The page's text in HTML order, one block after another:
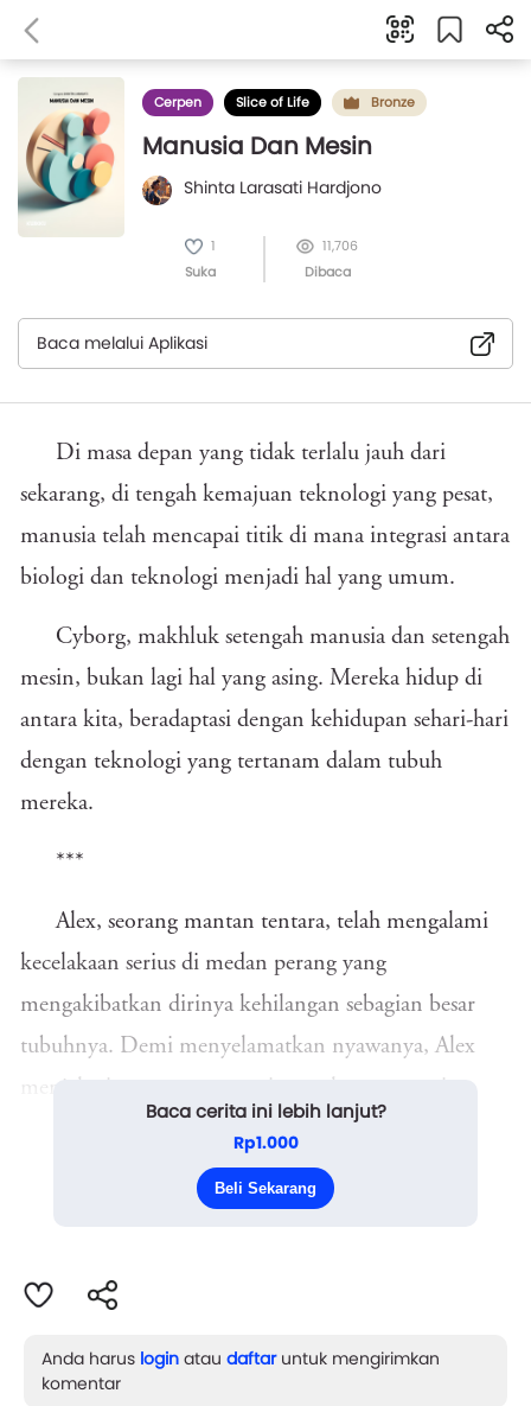
Cerpen Slice of Life Bronze
Manusia Dan Mesin
Shinta Larasati Hardjono
1
Suka
11,706
Dibaca
Baca melalui Aplikasi
Di masa depan yang tidak terlalu jauh dari
sekarang, di tengah kemajuan teknologi yang pesat,
manusia telah mencapai titik di mana integrasi antara
biologi dan teknologi menjadi hal yang umum.
Cyborg, makhluk setengah manusia dan setengah
mesin, bukan lagi hal yang asing. Mereka hidup di
antara kita, beradaptasi dengan kehidupan sehari-hari
dengan teknologi yang tertanam dalam tubuh
mereka.
***
Alex, seorang mantan tentara, telah mengalami
kecelakaan serius di medan perang yang
mengakibatkan dirinya kehilangan sebagian besar
tubuhnya. Demi menyelamatkan nyawanya, Alex
sebagian organ dan anggota tubuhnya dengan
prostetik canggih yang diintegrasikan dengan
Baca cerita ini lebih lanjut?
Rp1.000
Beli Sekarang
Anda harus login atau daftaruntuk mengirimkan
komentar